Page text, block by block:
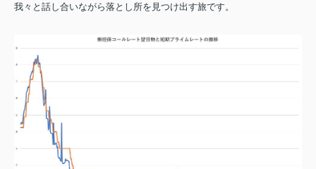
我々と話し合いながら落とし所を見つけ出す旅です。